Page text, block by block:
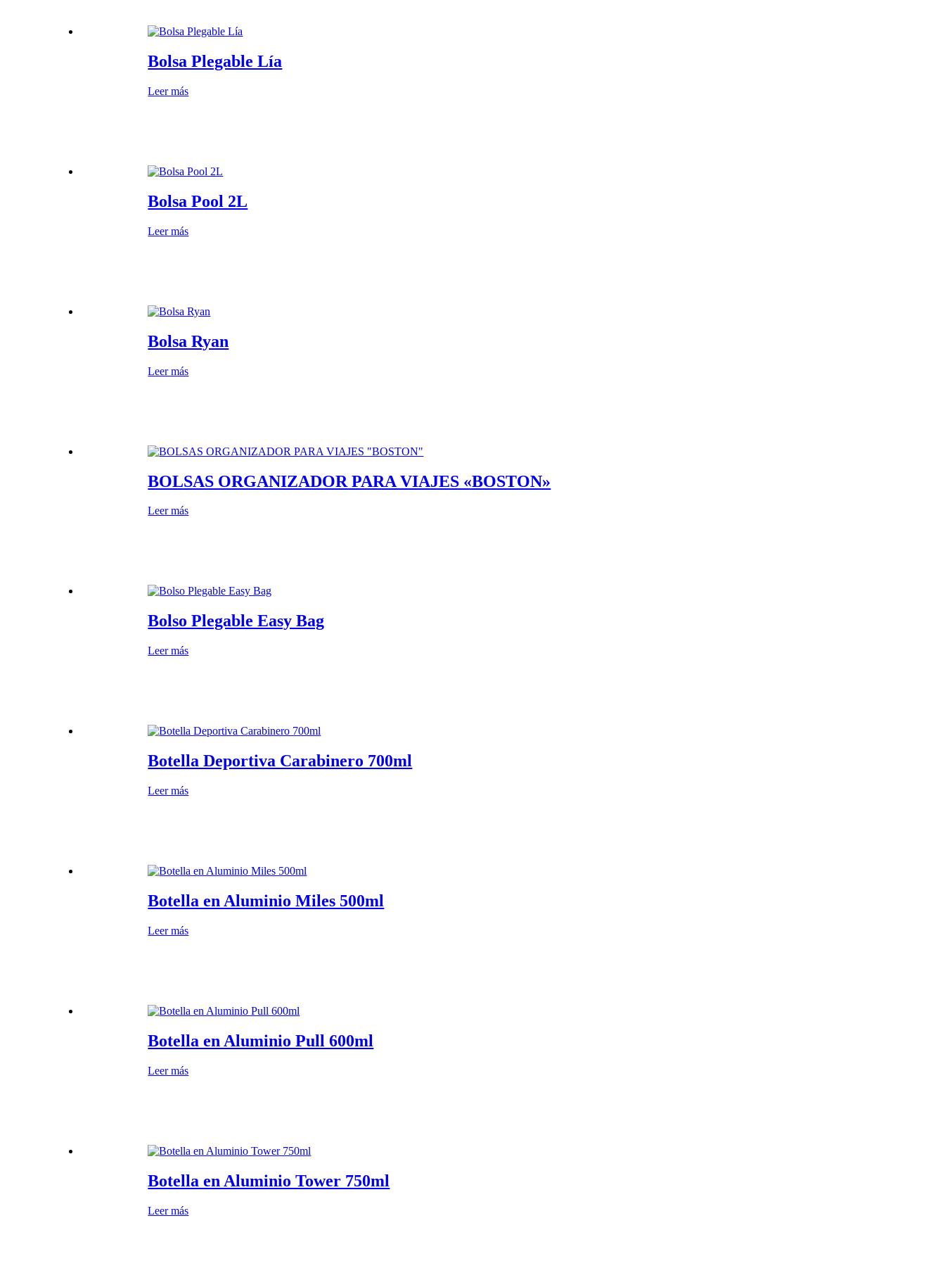
Bolsa Plegable Lía
Leer más
Bolsa Pool 2L
Leer más
Bolsa Ryan
Leer más
BOLSAS ORGANIZADOR PARA VIAJES «BOSTON»
Leer más
Bolso Plegable Easy Bag
Leer más
Botella Deportiva Carabinero 700ml
Leer más
Botella en Aluminio Miles 500ml
Leer más
Botella en Aluminio Pull 600ml
Leer más
Botella en Aluminio Tower 750ml
Leer más